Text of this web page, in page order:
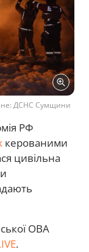
ДСНС Сумщини
РФ
керованими
цивільна
ОВА
.